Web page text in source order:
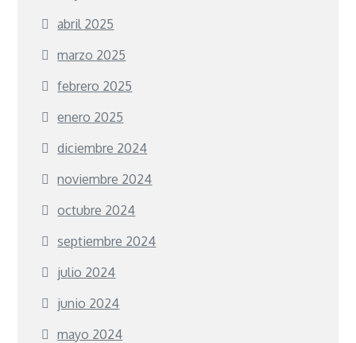
abril 2025
marzo 2025
febrero 2025
enero 2025
diciembre 2024
noviembre 2024
octubre 2024
septiembre 2024
julio 2024
junio 2024
mayo 2024